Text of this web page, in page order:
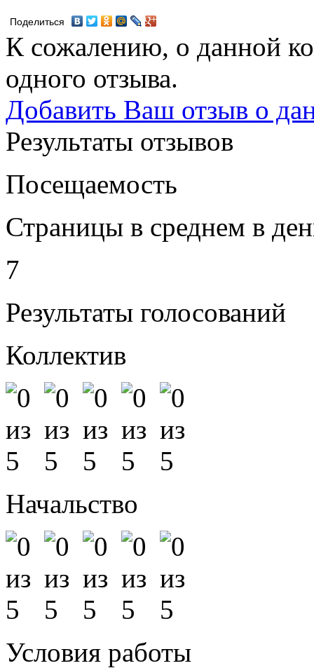
Поделиться
К сожалению, о данной
одного отзыва.
Добавить Ваш отзыв о
Результаты отзывов
Посещаемость
Страницы в среднем в
7
Результаты голосований
Коллектив
Начальство
Условия работы